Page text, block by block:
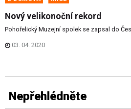
Nový velikonoční rekord
Pohořelický Muzejní spolek se zapsal do
03. 04. 2020
Nepřehlédněte